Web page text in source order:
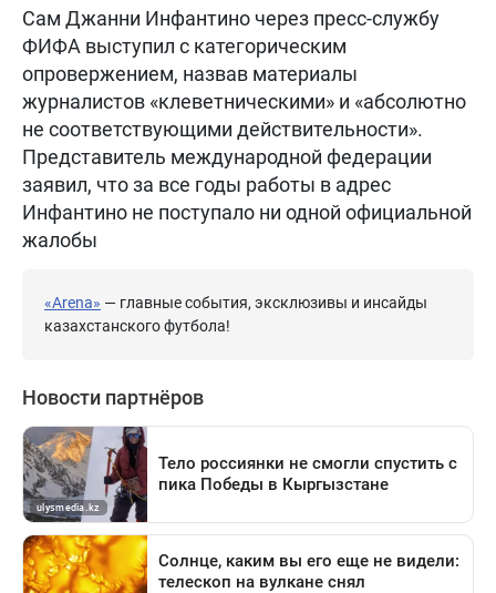
Сам Джанни Инфантино через пресс-службу
ФИФА выступил с категорическим
опровержением, назвав материалы
журналистов «клеветническими» и «абсолютно
не соответствующими действительности».
Представитель международной федерации
заявил, что за все годы работы в адрес
Инфантино не поступало ни одной официальной
жалобы
«Arena» — главные события, эксклюзивы и инсайды
казахстанского футбола!